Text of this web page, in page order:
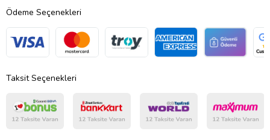
Ödeme Seçenekleri
Taksit Seçenekleri